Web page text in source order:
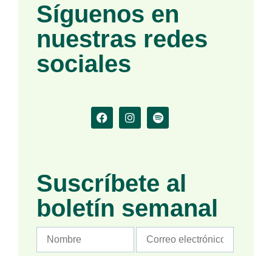
Síguenos en
nuestras redes
sociales
Suscríbete al
boletín semanal